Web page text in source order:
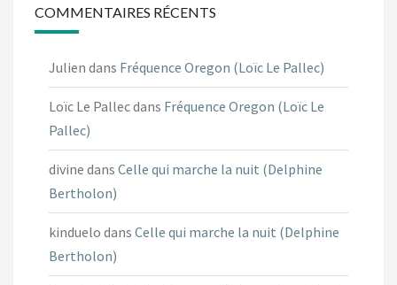
COMMENTAIRES RÉCENTS
Julien dans Fréquence Oregon (Loïc Le Pallec)
Loïc Le Pallecdans Fréquence Oregon (Loïc Le
Pallec)
divine dans Celle qui marche la nuit (Delphine
Bertholon)
kinduelo dans Celle qui marche la nuit (Delphine
Bertholon)